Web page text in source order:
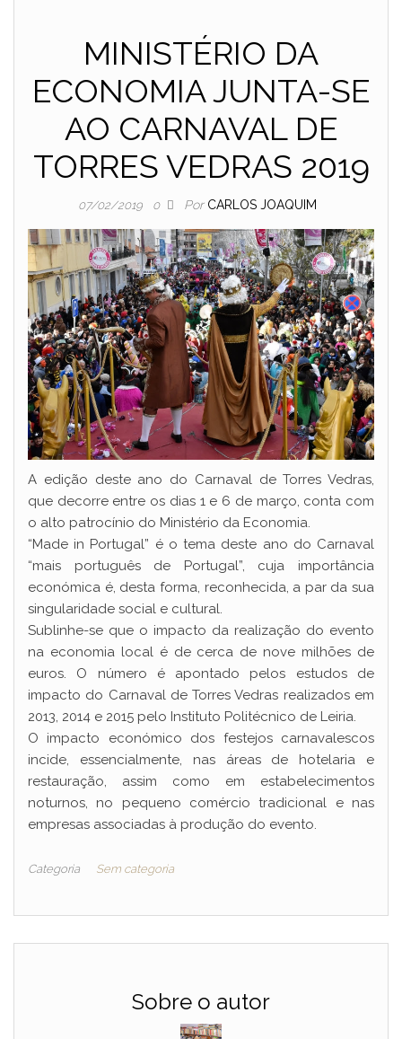
MINISTÉRIO DA
ECONOMIA JUNTA-SE
AO CARNAVAL DE
TORRES VEDRAS 2019
07/02/2019 0 Por CARLOS JOAQUIM
A edição deste ano do Carnaval de Torres Vedras,
que decorre entre os dias 1 e 6 de março, conta com
o alto patrocínio do Ministério da Economia.
“Made in Portugal” é o tema deste ano do Carnaval
“mais português de Portugal”, cuja importância
económica é, desta forma, reconhecida, a par da sua
singularidade social e cultural.
Sublinhe-se que o impacto da realização do evento
na economia local é de cerca de nove milhões de
euros. O número é apontado pelos estudos de
impacto do Carnaval de Torres Vedras realizados em
2013, 2014 e 2015 pelo Instituto Politécnico de Leiria.
O impacto económico dos festejos carnavalescos
incide, essencialmente, nas áreas de hotelaria e
restauração, assim como em estabelecimentos
noturnos, no pequeno comércio tradicional e nas
empresas associadas à produção do evento.
Categoria Sem categoria
Sobre o autor